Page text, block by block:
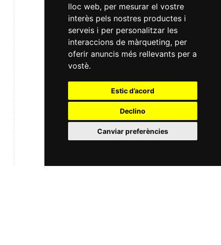
lloc web, per mesurar el vostre
interès pels nostres productes i
serveis i per personalitzar les
interaccions de màrqueting, per
oferir anuncis més rellevants per a
vostè.
Estic d’acord
Declino
Canviar preferències